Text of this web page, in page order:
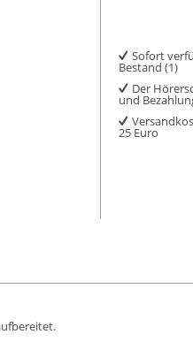
Sofort
Bestand (1)
Der
und
25 Euro